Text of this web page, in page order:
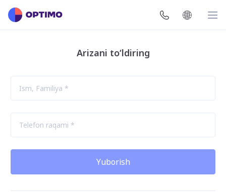
Arizani to‘ldiring
Yuborish